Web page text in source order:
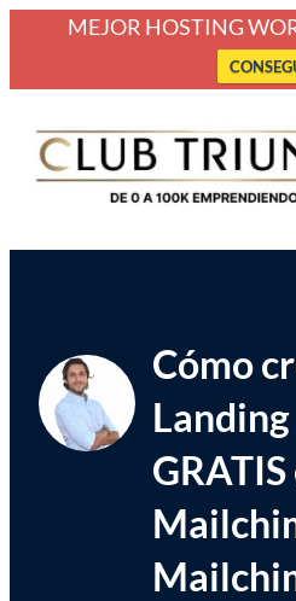
MEJOR HOSTING
contenido
Club Triunfers
Club de Emprendedores
Cómo
Landing
GRATIS